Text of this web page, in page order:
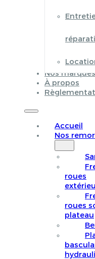
Nos marques
À propos
Accueil
Nos
roues
roues
plateau